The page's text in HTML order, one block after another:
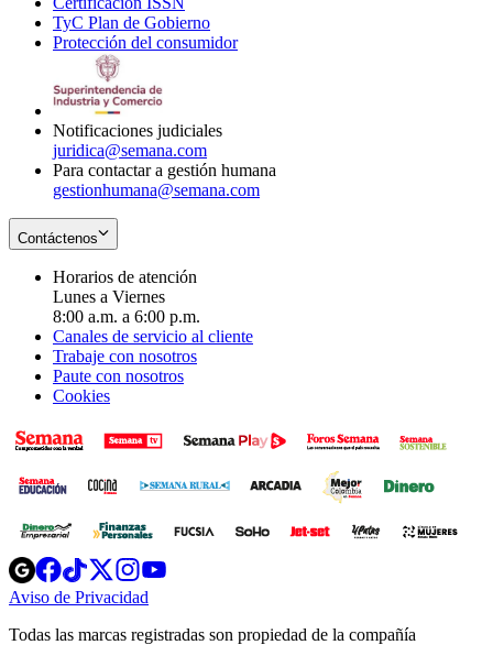
new
window
in
new
TyC Plan de Gobierno
in
Protección del consumidorOpens
Notificaciones judiciales
juridica@semana.com
Para contactar a gestión humana
gestionhumana@semana.com
Contáctenos
Horarios de atención
Lunes a Viernes
8:00 a.m. a 6:00 p.m.
Canales de servicio al cliente
Trabaje con nosotros
Paute con nosotros
Cookies
Opens
in
new
Opens
in
new
Opens
in
new
window
Opens
new
windowwindow
Aviso de Privacidad
new
Todas las marcas registradas son propiedad de la compañía